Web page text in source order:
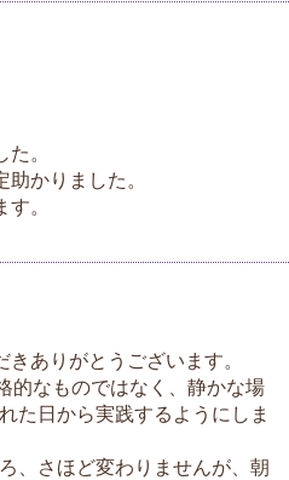
。
かりました。
。
ありがとうございます。
なものではなく、静かな場
た日から実践するようにしま
さほど変わりませんが、朝